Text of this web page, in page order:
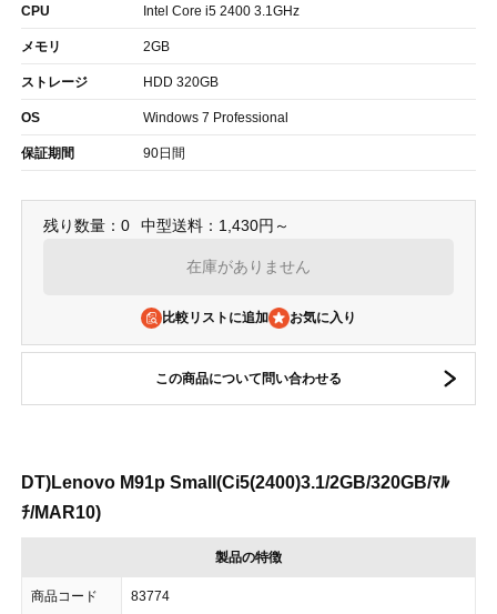
CPU Intel Core i5 2400 3.1GHz
メモリ 2GB
ストレージ HDD 320GB
OS Windows 7 Professional
保証期間 90日間
残り数量：0 中型送料：1,430円～
在庫がありません
比較リストに追加
この商品について問い合わせる
DT)Lenovo M91p Small(Ci5(2400)3.1/2GB/320GB/ﾏﾙ
ﾁ/MAR10)
製品の特徴
商品コード 83774